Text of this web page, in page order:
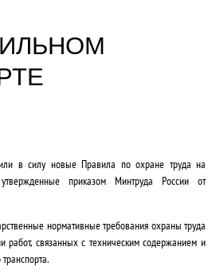
в силу новые Правила по охране труда на
утвержденные приказом Минтруда России от
нормативные требования охраны труда
работ, связанных с техническим содержанием и